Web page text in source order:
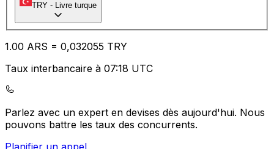
TRY - Livre turque
1.00 ARS = 0,032055 TRY
Taux interbancaire à 07:18 UTC
Parlez avec un expert en devises dès aujourd'hui. Nous
pouvons battre les taux des concurrents.